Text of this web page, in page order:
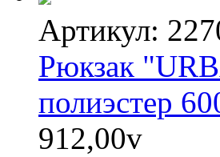
Артикул:
Рюкзак
полиэстер
912,00v